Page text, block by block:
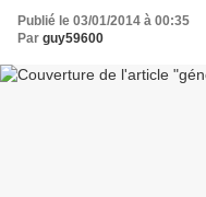
Publié le 03/01/2014 à 00:35
Par guy59600